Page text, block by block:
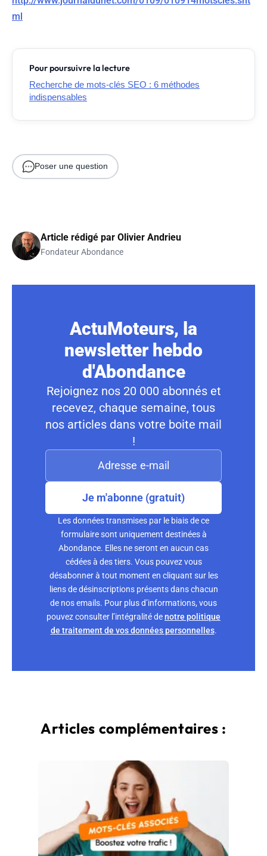
ml
Pour poursuivre la lecture
Recherche de mots-clés SEO : 6 méthodes
indispensables
Poser une question
Article rédigé par Olivier Andrieu
Fondateur Abondance
ActuMoteurs, la
newsletter hebdo
d'Abondance
Rejoignez nos 20 000 abonnés et
recevez, chaque semaine, tous
nos articles dans votre boite mail
!
Je m'abonne (gratuit)
Les données transmises par le biais de ce
formulaire sont uniquement destinées à
Abondance. Elles ne seront en aucun cas
cédées à des tiers. Vous pouvez vous
désabonner à tout moment en cliquant sur les
liens de désinscriptions présents dans chacun
de nos emails. Pour plus d’informations, vous
pouvez consulter l’intégralité denotre politique
de traitement de vos données personnelles.
Articles complémentaires :